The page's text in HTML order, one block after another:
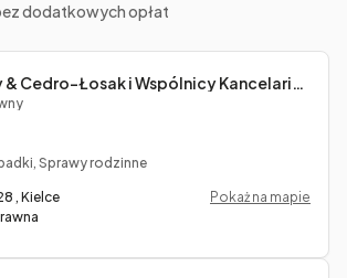
dodatkowych opłat
Sprawy rodzinne
, Kielce
Pokaż na mapie